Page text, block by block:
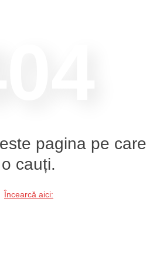
pagina pe care
o cauți.
Încearcă aici: